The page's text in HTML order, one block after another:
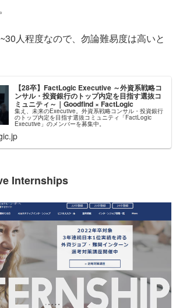
人程度なので、勿論難易度は高いと
【28卒】FactLogic Executive ～外資系戦略コ
ンサル・投資銀行のトップ内定を目指す選抜コ
ミュニティ～｜Goodfind × FactLogic
集え、未来のExecutive。外資系戦略コンサル・投資銀行
のトップ内定を目指す選抜コミュニティ「FactLogic
Executive」のメンバーを募集中。
Internships